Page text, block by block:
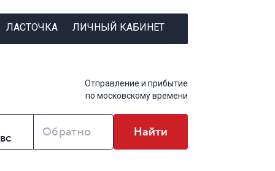
ЛАСТОЧКА ЛИЧНЫЙ КАБИНЕТ
Отправление и прибытие
по московскому времени
Обратно Найти